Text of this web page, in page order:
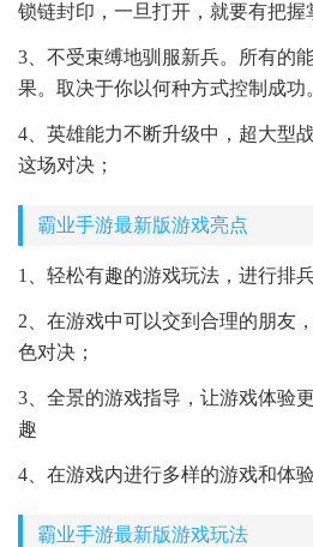
锁链封印，一旦打开，就要有把握
3、不受束缚地驯服新兵。所有的
果。取决于你以何种方式控制成功
4、英雄能力不断升级中，超大型
这场对决；
霸业手游最新版游戏亮点
1、轻松有趣的游戏玩法，进行排
2、在游戏中可以交到合理的朋友
色对决；
3、全景的游戏指导，让游戏体验
趣
4、在游戏内进行多样的游戏和体
霸业手游最新版游戏玩法